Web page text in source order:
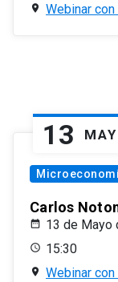
Webinar
13 MAY
Carlos
13 de Mayo
15:30
Webinar